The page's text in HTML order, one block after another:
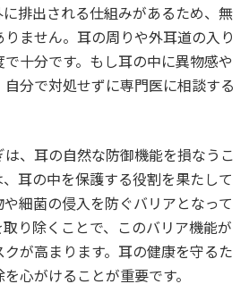
排出される仕組みがあるため、無
ません。耳の周りや外耳道の入り
十分です。もし耳の中に異物感や
分で対処せずに専門医に相談する
、耳の自然な防御機能を損なうこ
耳の中を保護する役割を果たして
細菌の侵入を防ぐバリアとなって
り除くことで、このバリア機能が
が高まります。耳の健康を守るた
心がけることが重要です。